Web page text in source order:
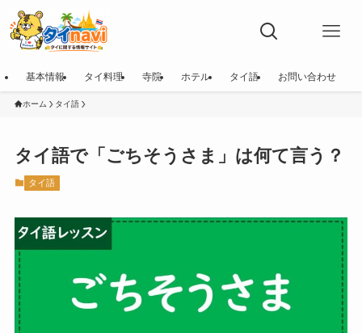
基本情報 タイ料理 寺院 ホテル タイ語 お問い合わせ
ホーム タイ語
タイ語で「ごちそうさま」は何て言う？
タイ語